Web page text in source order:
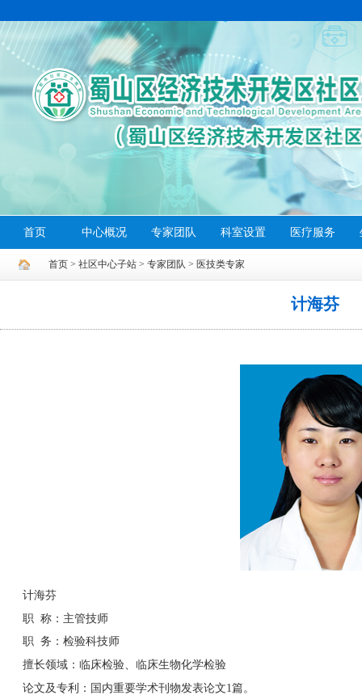
首页 中心概况 专家团队 科室设置 医疗服务
首页 > 社区中心子站 > 专家团队 > 医技类专家
计海芬
计海芬
职 称：主管技师
职 务：检验科技师
擅长领域：临床检验、临床生物化学检验
论文及专利： 国内重要学术刊物发表论文1篇。